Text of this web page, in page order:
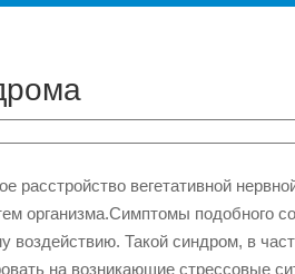
расстройство вегетативной
организма.Симптомы подобного
воздействию. Такой синдром, в
на возникающие стрессовые